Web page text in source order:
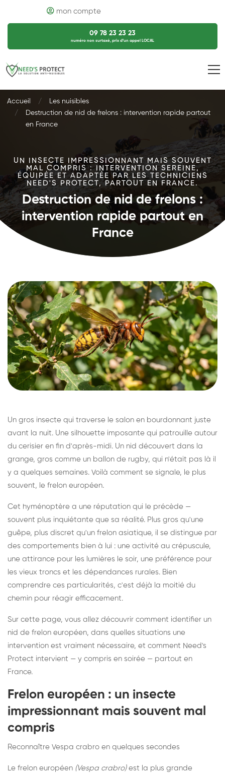
mon compte
09 78 23 23 23
numéro non surtaxé, prix d’un appel LOCAL
Accueil
Les nuisibles
Destruction de nid de frelons : intervention rapide partout
en France
UN INSECTE IMPRESSIONNANT MAIS SOUVENT
MAL COMPRIS : INTERVENTION SEREINE,
ÉQUIPÉE ET ADAPTÉE PAR LES TECHNICIENS
NEED'S PROTECT, PARTOUT EN FRANCE.
Destruction de nid de frelons :
intervention rapide partout en
France
Un gros insecte qui traverse le salon en bourdonnant juste
avant la nuit. Une silhouette imposante qui patrouille autour
du cerisier en fin d'après-midi. Un nid découvert dans la
grange, gros comme un ballon de rugby, qui n'était pas là il
y a quelques semaines. Voilà comment se signale, le plus
souvent, le frelon européen.
Cet hyménoptère a une réputation qui le précède —
souvent plus inquiétante que sa réalité. Plus gros qu'une
guêpe, plus discret qu'un frelon asiatique, il se distingue par
des comportements bien à lui : une activité au crépuscule,
une attirance pour les lumières le soir, une préférence pour
les vieux troncs et les dépendances rurales. Bien
comprendre ces particularités, c'est déjà la moitié du
chemin pour réagir efficacement.
Sur cette page, vous allez découvrir comment identifier un
nid de frelon européen, dans quelles situations une
intervention est vraiment nécessaire, et comment Need's
Protect intervient — y compris en soirée — partout en
France.
Frelon européen : un insecte
impressionnant mais souvent mal
compris
Reconnaître Vespa crabro en quelques secondes
Le frelon européen (Vespa crabro)est la plus grande